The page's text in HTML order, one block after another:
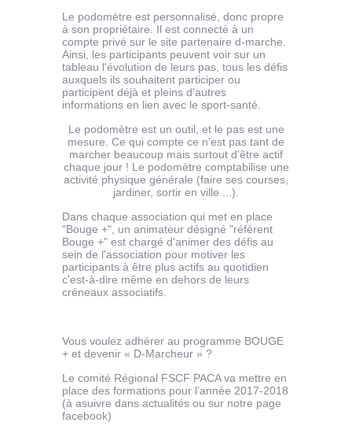
Le podomètre est personnalisé, donc propre
à son propriétaire. Il est connecté à un
compte privé sur le site partenaire d-marche.
Ainsi, les participants peuvent voir sur un
tableau l'évolution de leurs pas, tous les défis
auxquels ils souhaitent participer ou
participent déjà et pleins d'autres
informations en lien avec le sport-santé.
Le podomètre est un outil, et le pas est une
mesure. Ce qui compte ce n'est pas tant de
marcher beaucoup mais surtout d'être actif
chaque jour ! Le podomètre comptabilise une
activité physique générale (faire ses courses,
jardiner, sortir en ville ...).
Dans chaque association qui met en place
"Bouge +", un animateur désigné "référent
Bouge +" est chargé d'animer des défis au
sein de l'association pour motiver les
participants à être plus actifs au quotidien
c'est-à-dire même en dehors de leurs
créneaux associatifs.
Vous voulez adhérer au programme BOUGE
+ et devenir « D-Marcheur » ?
Le comité Régional FSCF PACA va mettre en
place des formations pour l’année 2017-2018
(à asuivre dans actualités ou sur notre page
facebook)